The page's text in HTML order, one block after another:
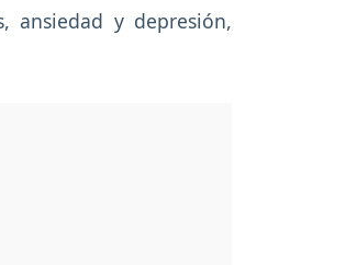
ansiedad y depresión,